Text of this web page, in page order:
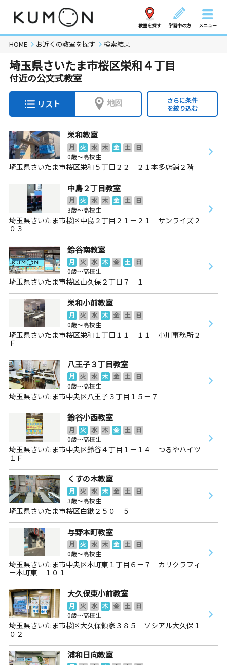
教室を探す 学習中の方 メニュー
HOME お近くの教室を探す 検索結果
埼玉県さいたま市桜区栄和４丁目
付近の公文式教室
リスト 地図
さらに条件
を絞り込む
栄和教室
月 火 水 木 金 土
日
0歳～高校生
埼玉県さいたま市桜区栄和５丁目２２－２１本多店舗２階
中島２丁目教室
月 火 水 木 金 土
日
3歳～高校生
埼玉県さいたま市桜区中島２丁目２１－２１ サンライズ２
０３
鈴谷南教室
月 火 水 木 金 土
日
0歳～高校生
埼玉県さいたま市桜区山久保２丁目７－１
栄和小前教室
月 火 水 木 金 土
日
0歳～高校生
埼玉県さいたま市桜区栄和１丁目１１－１１ 小川事務所２
Ｆ
八王子３丁目教室
月 火 水 木 金 土
日
0歳～高校生
埼玉県さいたま市中央区八王子３丁目１５－７
鈴谷小西教室
月 火 水 木 金 土
日
0歳～高校生
埼玉県さいたま市中央区鈴谷４丁目１－１４ つるやハイツ
１Ｆ
くすの木教室
月 火 水 木 金 土
日
3歳～高校生
埼玉県さいたま市桜区白鍬２５０－５
与野本町教室
月 火 水 木 金 土
日
0歳～高校生
埼玉県さいたま市中央区本町東１丁目６－７ カリクラフィ
ー本町東 １０１
大久保東小前教室
月 火 水 木 金 土
日
0歳～高校生
埼玉県さいたま市桜区大久保領家３８５ ソシアル大久保１
０２
浦和日向教室